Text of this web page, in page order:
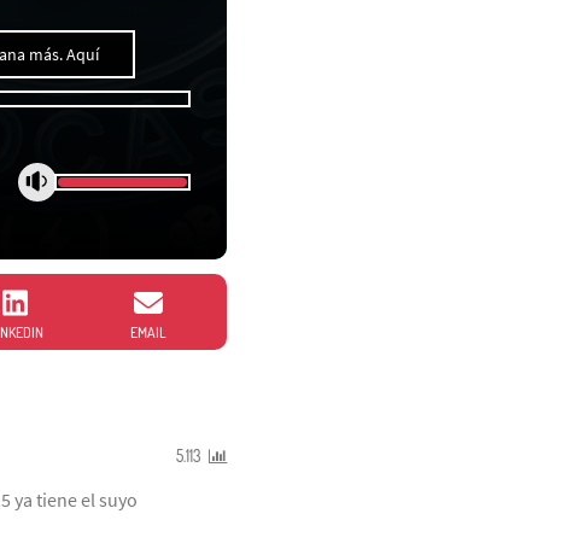
más. Aquí
EMAIL
5.113
ya tiene el suyo